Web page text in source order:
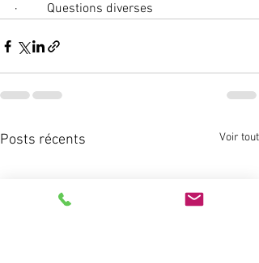
·         Questions diverses
Posts récents Voir tout